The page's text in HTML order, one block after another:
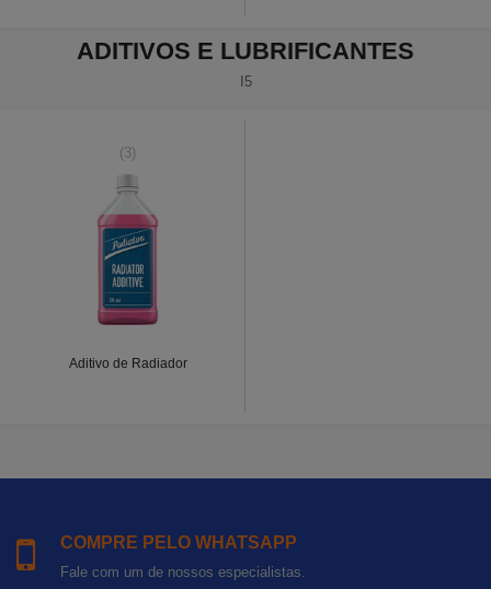
ADITIVOS E LUBRIFICANTES
I5
(3)
Aditivo de Radiador
COMPRE PELO WHATSAPP
Fale com um de nossos especialistas.